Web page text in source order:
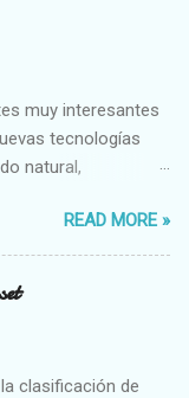
muy interesantes
tecnologías
natural,
READ MORE »
clasificación de